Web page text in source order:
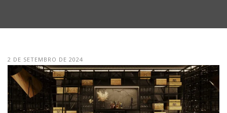
2 DE SETEMBRO DE 2024